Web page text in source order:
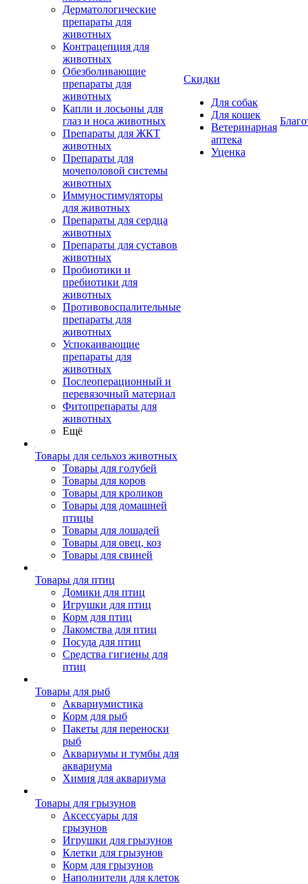
Дерматологические
препараты для
животных
Контрацепция для
животных
Обезболивающие
препараты для
животных
Капли и лосьоны для
глаз и носа животных
Препараты для ЖКТ
животных
Препараты для
мочеполовой системы
животных
Иммуностимуляторы
для животных
Препараты для сердца
животных
Препараты для суставов
животных
Пробиотики и
пребиотики для
животных
Противовоспалительные
препараты для
животных
Успокаивающие
препараты для
животных
Послеоперационный и
перевязочный материал
Фитопрепараты для
животных
Ещё
Товары для сельхоз животных
Товары для голубей
Товары для коров
Товары для кроликов
Товары для домашней
птицы
Товары для лошадей
Товары для овец, коз
Товары для свиней
Товары для птиц
Домики для птиц
Игрушки для птиц
Корм для птиц
Лакомства для птиц
Посуда для птиц
Средства гигиены для
птиц
Товары для рыб
Аквариумистика
Корм для рыб
Пакеты для переноски
рыб
Аквариумы и тумбы для
аквариума
Химия для аквариума
Товары для грызунов
Аксессуары для
грызунов
Игрушки для грызунов
Клетки для грызунов
Корм для грызунов
Наполнители для клеток
Скидки
Для собак
Для кошек
Ветеринарная
аптека
Уценка